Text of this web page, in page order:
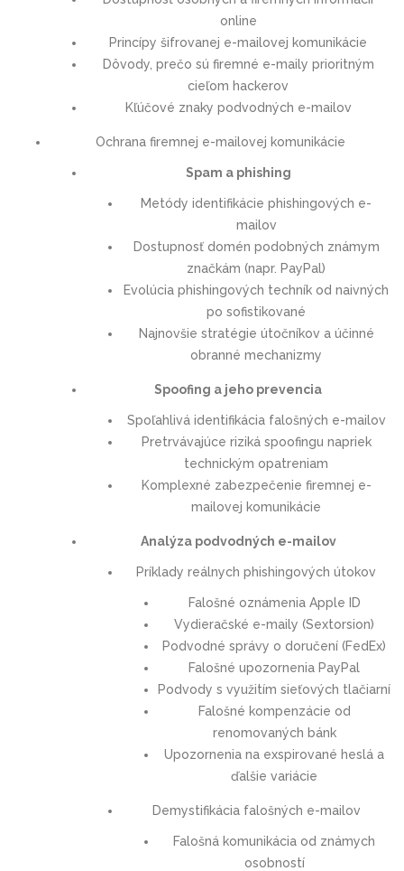
online
Princípy šifrovanej e-mailovej komunikácie
Dôvody, prečo sú firemné e-maily prioritným
cieľom hackerov
Kľúčové znaky podvodných e-mailov
Ochrana firemnej e-mailovej komunikácie
Spam a phishing
Metódy identifikácie phishingových e-
mailov
Dostupnosť domén podobných známym
značkám (napr. PayPal)
Evolúcia phishingových techník od naivných
po sofistikované
Najnovšie stratégie útočníkov a účinné
obranné mechanizmy
Spoofing a jeho prevencia
Spoľahlivá identifikácia falošných e-mailov
Pretrvávajúce riziká spoofingu napriek
technickým opatreniam
Komplexné zabezpečenie firemnej e-
mailovej komunikácie
Analýza podvodných e-mailov
Príklady reálnych phishingových útokov
Falošné oznámenia Apple ID
Vydieračské e-maily (Sextorsion)
Podvodné správy o doručení (FedEx)
Falošné upozornenia PayPal
Podvody s využitím sieťových tlačiarní
Falošné kompenzácie od
renomovaných bánk
Upozornenia na exspirované heslá a
ďalšie variácie
Demystifikácia falošných e-mailov
Falošná komunikácia od známych
osobností